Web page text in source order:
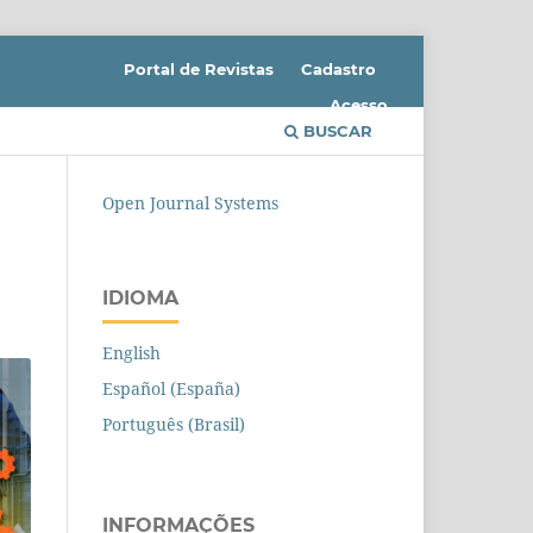
BUSCAR
Portal de Revistas
Cadastro
Acesso
Open Journal Systems
IDIOMA
English
Español (España)
Português (Brasil)
INFORMAÇÕES